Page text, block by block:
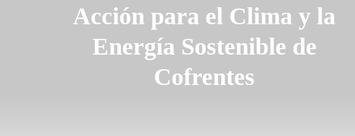
Acción para el Clima y la
Energía Sostenible de
Cofrentes